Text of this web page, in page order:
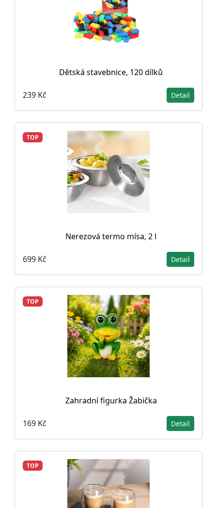
Dětská stavebnice, 120 dílků
239 Kč Detail
TOP
Nerezová termo mísa, 2 l
699 Kč Detail
TOP
Zahradní figurka Žabička
169 Kč Detail
TOP